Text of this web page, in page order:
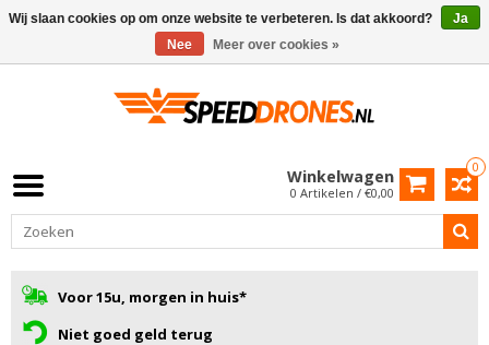
0
Winkelwagen
0 Artikelen / €0,00
Voor 15u, morgen in huis*
Niet goed geld terug
Wij slaan cookies op om onze website te verbeteren. Is dat akkoord?
Ja
Nee
Meer over cookies »